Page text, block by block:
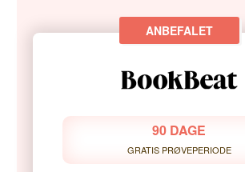
90 DAGE
GRATIS PRØVEPERIODE